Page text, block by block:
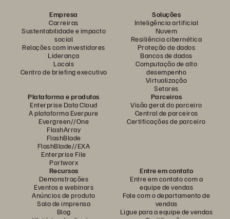
Empresa
Carreiras
Sustentabilidade e impacto
social
Relações com investidores
Liderança
Locais
Centro de briefing executivo
Soluções
Inteligência artificial
Nuvem
Resiliência cibernética
Proteção de dados
Bancos de dados
Computação de alto
desempenho
Virtualização
Setores
Plataforma e produtos
Enterprise Data Cloud
A plataforma Everpure
Evergreen//One
FlashArray
FlashBlade
FlashBlade//EXA
Enterprise File
Portworx
Parceiros
Visão geral do parceiro
Central de parceiros
Certificações de parceiro
Recursos
Demonstrações
Eventos e webinars
Anúncios de produto
Sala de imprensa
Blog
Entre em contato
Entre em contato com a
equipe de vendas
Fale com o departamento de
vendas
Ligue para a equipe de vendas